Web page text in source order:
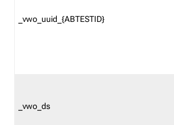
_vwo_uuid_{ABTESTID}
_vwo_ds